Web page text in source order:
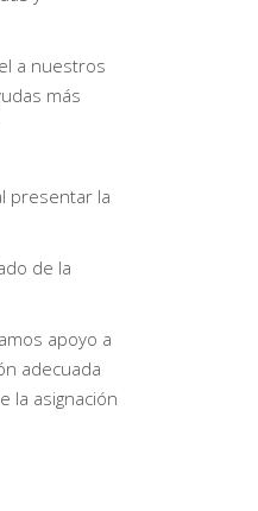
a nuestros
más
presentar la
de la
apoyo a
adecuada
la asignación